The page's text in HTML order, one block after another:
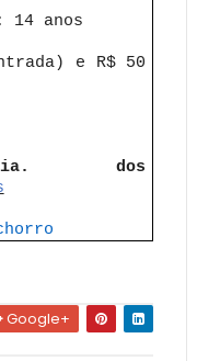
14 anos
e R$ 50
dos
Google+